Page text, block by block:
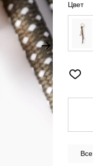
Цвет
Все